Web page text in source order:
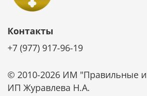
нанесенный поверх серебра. Он
икону от царапин и потери блеска.
Ценные породы дерева, из которых
износостойкостью, не коробятся
надолго сохраняют первозданный
Контакты
+7 (977) 917-96-19
© 2010-2026 ИМ "Правильные
ИП Журавлева Н.А.